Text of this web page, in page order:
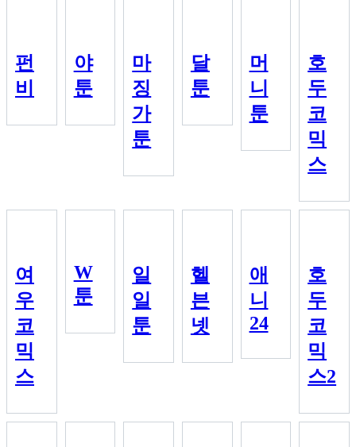
펀
비
야
툰
마
징
가
툰
달
툰
머
니
툰
호
두
코
믹
스
여
우
코
믹
스
W
툰
일
일
툰
헬
븐
넷
애
니
24
호
두
코
믹
스2